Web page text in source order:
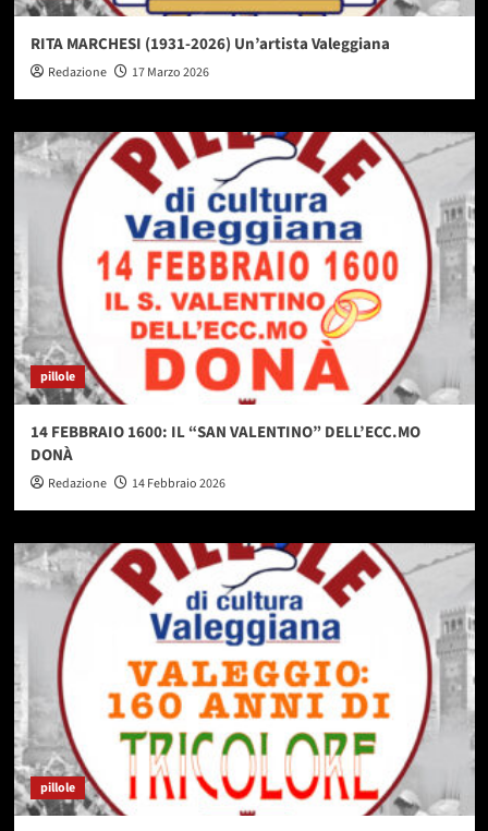
RITA MARCHESI (1931-2026) Un’artista Valeggiana
Redazione 17 Marzo 2026
pillole
14 FEBBRAIO 1600: IL “SAN VALENTINO” DELL’ECC.MO
DONÀ
Redazione 14 Febbraio 2026
pillole